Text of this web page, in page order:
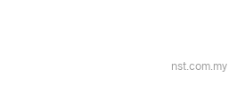
nst.com.my